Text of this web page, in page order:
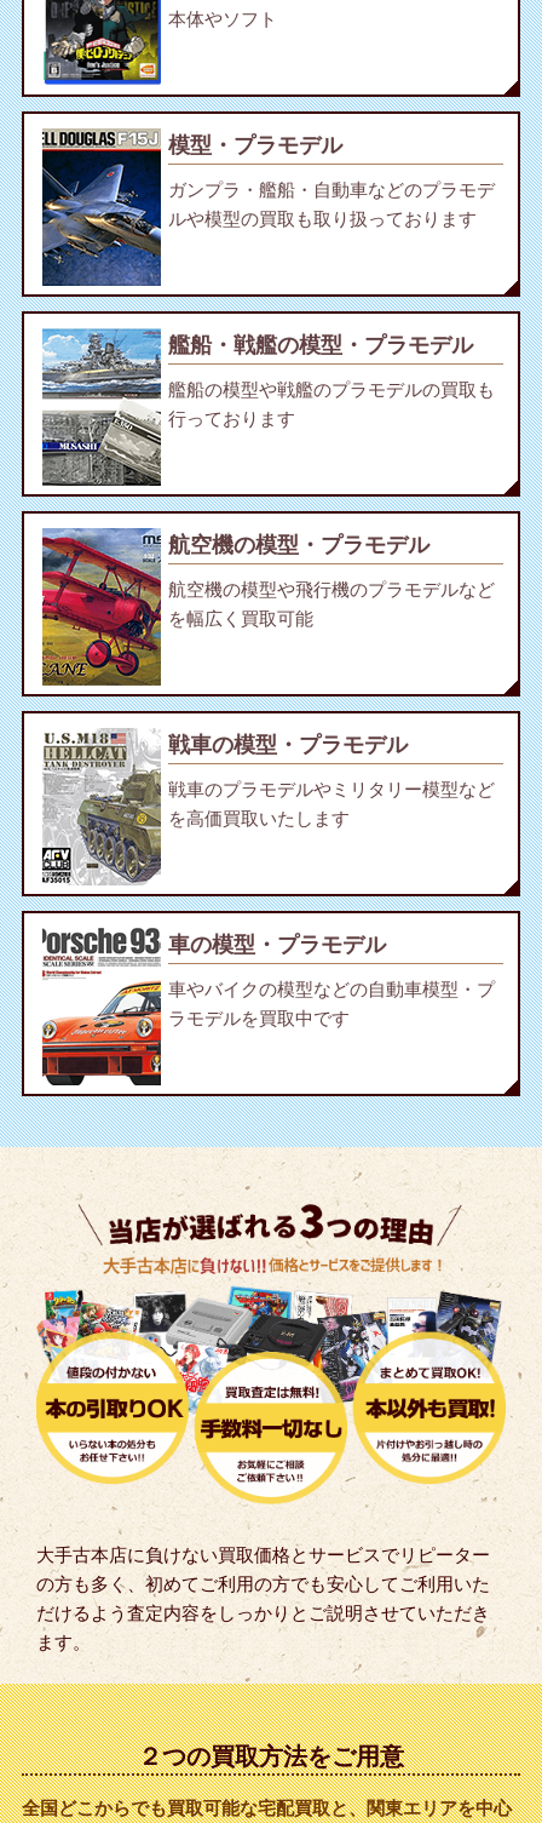
本体やソフト
模型・プラモデル
ガンプラ・艦船・自動車などのプラモデ
ルや模型の買取も取り扱っております
艦船・戦艦の模型・プラモデル
艦船の模型や戦艦のプラモデルの買取も
行っております
航空機の模型・プラモデル
航空機の模型や飛行機のプラモデルなど
を幅広く買取可能
戦車の模型・プラモデル
戦車のプラモデルやミリタリー模型など
を高価買取いたします
車の模型・プラモデル
車やバイクの模型などの自動車模型・プ
ラモデルを買取中です
大手古本店に負けない買取価格とサービスでリピーター
の方も多く、初めてご利用の方でも安心してご利用いた
だけるよう査定内容をしっかりとご説明させていただき
ます。
２つの買取方法をご用意
全国どこからでも買取可能な宅配買取と、関東エリアを中心